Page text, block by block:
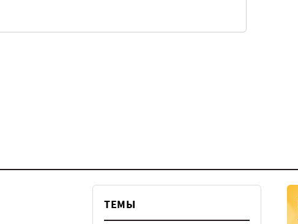
ТЕМЫ